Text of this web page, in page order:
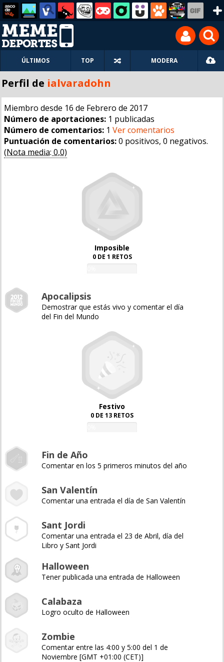
ÚLTIMOS TOP MODERA
Perfil de ialvaradohn
Miembro desde 16 de Febrero de 2017
Número de aportaciones: 1 publicadas
Número de comentarios: 1 Ver comentarios
Puntuación de comentarios:0 positivos, 0 negativos.
(Nota media: 0,0)
Imposible
0 DE 1 RETOS
Apocalipsis
Demostrar que estás vivo y comentar el día
del Fin del Mundo
Festivo
0 DE 13 RETOS
Fin de Año
Comentar en los 5 primeros minutos del año
San Valentín
Comentar una entrada el día de San Valentín
Sant Jordi
Comentar una entrada el 23 de Abril, día del
Libro y Sant Jordi
Halloween
Tener publicada una entrada de Halloween
Calabaza
Logro oculto de Halloween
Zombie
Comentar entre las 4:00 y 5:00 del 1 de
Noviembre [GMT +01:00 (CET)]